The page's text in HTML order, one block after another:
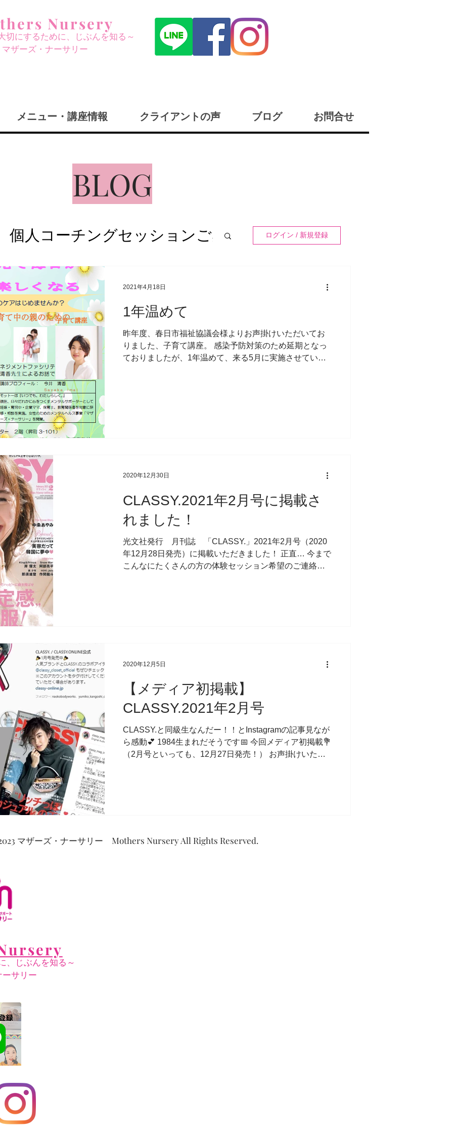
Nursery
切にするために、じぶんを知る～
​マザーズ・ナーサリー
メニュー・講座情報 クライアントの声 ブログ お問合せ
個人コーチングセッションご感想
日々の再構築
ンライントレーニングサロンThe Journey
ント 婚活力UPパーソナルトレーニング
講座 セルフコーチング入門講座
ーチング メディア掲載
ログイン / 新規登録
1年温めて
昨年度、春日市福祉協議会様よりお声掛けいただいてお
りました、子育て講座。 感染予防対策のため延期となっ
ておりましたが、1年温めて、来る5月に実施させていた
2021年4月18日
CLASSY.2021年2月号に掲載さ
れました！
光文社発行 月刊誌 「CLASSY.」2021年2月号（2020
年12月28日発売）に掲載いただきました！ 正直… 今まで
こんなにたくさんの方の体験セッション希望のご連絡を
2020年12月30日
【メディア初掲載】
CLASSY.2021年2月号
CLASSY.と同級生なんだー！！とInstagramの記事見なが
ら感動💕 1984生まれだそうです📅 今回メディア初掲載💐
（2月号といっても、12月27日発売！） お声掛けいただ
2020年12月5日
BLOG
マザーズ・ナーサリー Mothers Nursery All Rights Reserved.
、じぶんを知る～
サリー